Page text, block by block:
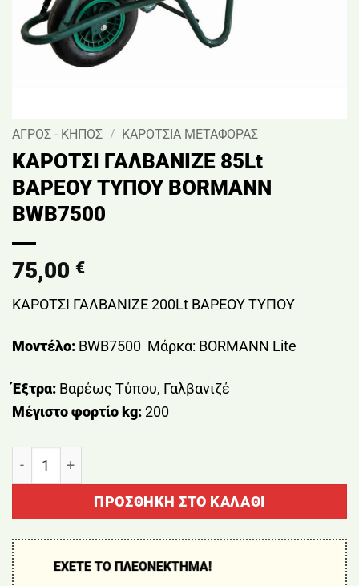
ΑΓΡΟΣ - ΚΗΠΟΣ / ΚΑΡΟΤΣΙΑ ΜΕΤΑΦΟΡΑΣ
ΚΑΡΟΤΣΙ ΓΑΛΒΑΝΙΖΕ 85Lt
ΒΑΡΕΟΥ ΤΥΠΟΥ BORMANN
BWB7500
75,00 €
ΚΑΡΟΤΣΙ ΓΑΛΒΑΝΙΖΕ 200Lt ΒΑΡΕΟΥ ΤΥΠΟΥ
Μοντέλο: BWB7500 Μάρκα: BORMANN Lite
Έξτρα: Βαρέως Τύπου, Γαλβανιζέ
Μέγιστο φορτίο kg:200
ΠΡΟΣΘΉΚΗ ΣΤΟ ΚΑΛΆΘΙ
ΕΧΕΤΕ ΤΟ ΠΛΕΟΝΕΚΤΗΜΑ!